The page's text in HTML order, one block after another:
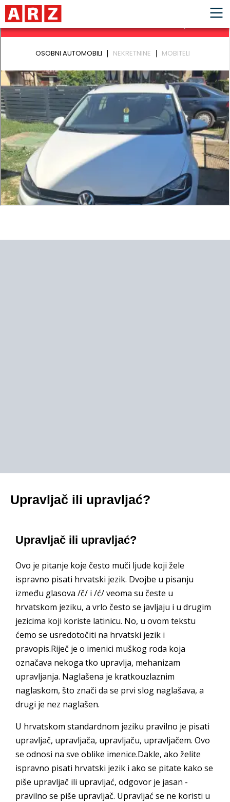
Upravljač ili upravljać?
Upravljač ili upravljać?
Ovo je pitanje koje često muči ljude koji žele
ispravno pisati hrvatski jezik. Dvojbe u pisanju
između glasova /č/ i /ć/ veoma su česte u
hrvatskom jeziku, a vrlo često se javljaju i u drugim
jezicima koji koriste latinicu. No, u ovom tekstu
ćemo se usredotočiti na hrvatski jezik i
pravopis.Riječ je o imenici muškog roda koja
označava nekoga tko upravlja, mehanizam
upravljanja. Naglašena je kratkouzlaznim
naglaskom, što znači da se prvi slog naglašava, a
drugi je nez naglašen.
U hrvatskom standardnom jeziku pravilno je pisati
upravljač, upravljača, upravljaču, upravljačem. Ovo
se odnosi na sve oblike imenice.Dakle, ako želite
ispravno pisati hrvatski jezik i ako se pitate kako se
piše upravljač ili upravljać, odgovor je jasan -
pravilno se piše upravljač. Upravljać se ne koristi u